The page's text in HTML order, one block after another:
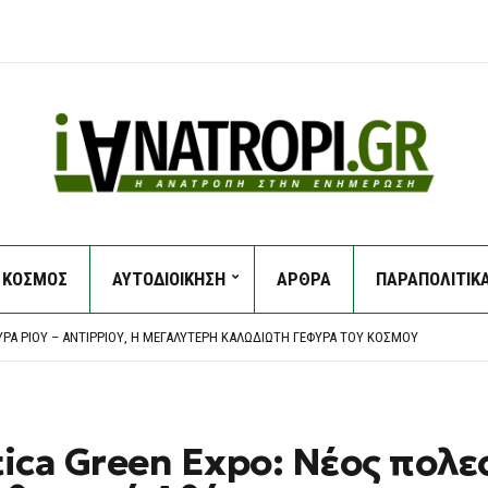
ΚΟΣΜΟΣ ΑΥΤΟΔΙΟΙΚΗΣΗ ΑΡΘΡΑ
ΥΠΈΣΤΗ ΑΝΑΚΟΠΉ, ΈΧΑΣΕ ΤΟΝ ΈΛΕΓΧΟ ΚΑΙ ΈΠΕΣΕ ΠΆΝΩ ΣΕ ΙΧ
ΡΊΟΥ – ΑΝΤΊΡΡΙΟΥ, Η ΜΕΓΑΛΎΤΕΡΗ ΚΑΛΩΔΙΩΤΉ ΓΈΦΥΡΑ ΤΟΥ ΚΌΣΜΟΥ
ΙΟΎΛΙΟ – ΜΕΓΆΛΗ ΑΎΞΗΣΗ ΣΕ ΚΑΎΣΙΜΑ ΚΑΙ ΕΝΟΊΚΙΑ
ΥΠΈΣΤΗ ΑΝΑΚΟΠΉ, ΈΧΑΣΕ ΤΟΝ ΈΛΕΓΧΟ ΚΑΙ ΈΠΕΣΕ ΠΆΝΩ ΣΕ ΙΧ
Green Expo: Νέος